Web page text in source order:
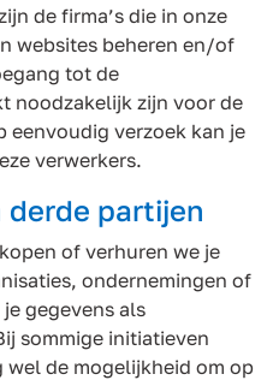
de firma’s die in onze
websites beheren en/of
tot de
noodzakelijk zijn voor de
eenvoudig verzoek kan je
verwerkers.
derde partijen
of verhuren we je
ondernemingen of
gegevens als
sommige initiatieven
wel de mogelijkheid om op